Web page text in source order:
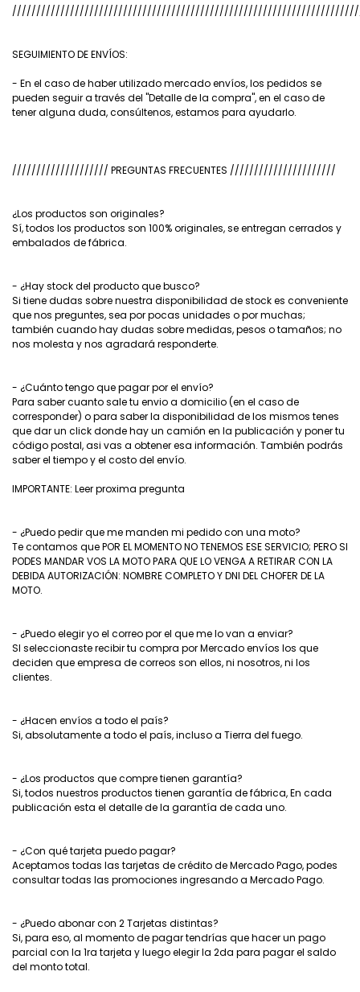
SEGUIMIENTO DE ENVÍOS:
- En el caso de haber utilizado mercado envíos, los pedidos se
pueden seguir a través del "Detalle de la compra", en el caso de
tener alguna duda, consúltenos, estamos para ayudarlo.
//////////////////// PREGUNTAS FRECUENTES //////////////////////
¿Los productos son originales?
Sí, todos los productos son 100% originales, se entregan cerrados y
embalados de fábrica.
- ¿Hay stock del producto que busco?
Si tiene dudas sobre nuestra disponibilidad de stock es conveniente
que nos preguntes, sea por pocas unidades o por muchas;
también cuando hay dudas sobre medidas, pesos o tamaños; no
nos molesta y nos agradará responderte.
- ¿Cuánto tengo que pagar por el envío?
Para saber cuanto sale tu envio a domicilio (en el caso de
corresponder) o para saber la disponibilidad de los mismos tenes
que dar un click donde hay un camión en la publicación y poner tu
código postal, asi vas a obtener esa información. También podrás
saber el tiempo y el costo del envío.
IMPORTANTE: Leer proxima pregunta
- ¿Puedo pedir que me manden mi pedido con una moto?
Te contamos que POR EL MOMENTO NO TENEMOS ESE SERVICIO; PERO SI
PODES MANDAR VOS LA MOTO PARA QUE LO VENGA A RETIRAR CON LA
DEBIDA AUTORIZACIÓN: NOMBRE COMPLETO Y DNI DEL CHOFER DE LA
MOTO.
- ¿Puedo elegir yo el correo por el que me lo van a enviar?
SI seleccionaste recibir tu compra por Mercado envíos los que
deciden que empresa de correos son ellos, ni nosotros, ni los
clientes.
- ¿Hacen envíos a todo el país?
Si, absolutamente a todo el país, incluso a Tierra del fuego.
- ¿Los productos que compre tienen garantía?
Si, todos nuestros productos tienen garantía de fábrica, En cada
publicación esta el detalle de la garantía de cada uno.
- ¿Con qué tarjeta puedo pagar?
Aceptamos todas las tarjetas de crédito de Mercado Pago, podes
consultar todas las promociones ingresando a Mercado Pago.
- ¿Puedo abonar con 2 Tarjetas distintas?
Si, para eso, al momento de pagar tendrías que hacer un pago
parcial con la 1ra tarjeta y luego elegir la 2da para pagar el saldo
del monto total.